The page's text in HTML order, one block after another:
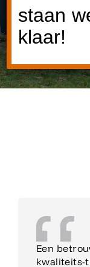
Een
kwaliteits-
staan
klaar!